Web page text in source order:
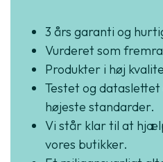
3 års garanti og
Vurderet som
Produkter i høj
Testet og
højeste standarder.
Vi står klar til at
vores butikker.